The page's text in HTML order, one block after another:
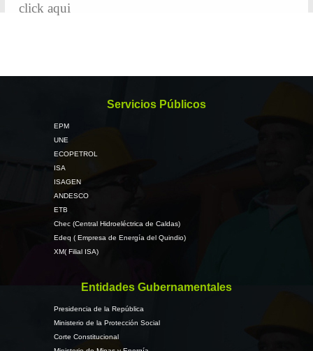
click aqui
Servicios Públicos
EPM
UNE
ECOPETROL
ISA
ISAGEN
ANDESCO
ETB
Chec (Central Hidroeléctrica de Caldas)
Edeq ( Empresa de Energía del Quindio)
XM( Filial ISA)
Entidades Gubernamentales
Presidencia de la República
Ministerio de la Protección Social
Corte Constitucional